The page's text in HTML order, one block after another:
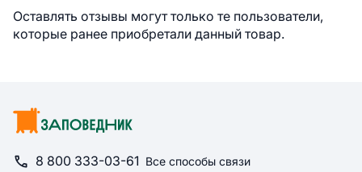
Оставлять отзывы могут только те пользователи,
которые ранее приобретали данный товар.
8 800 333-03-61 Все способы связи